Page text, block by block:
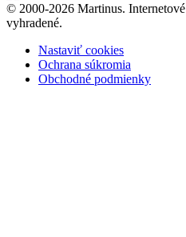
© 2000-2026 Martinus.
vyhradené.
Nastaviť cookies
Ochrana súkromia
Obchodné podmienky